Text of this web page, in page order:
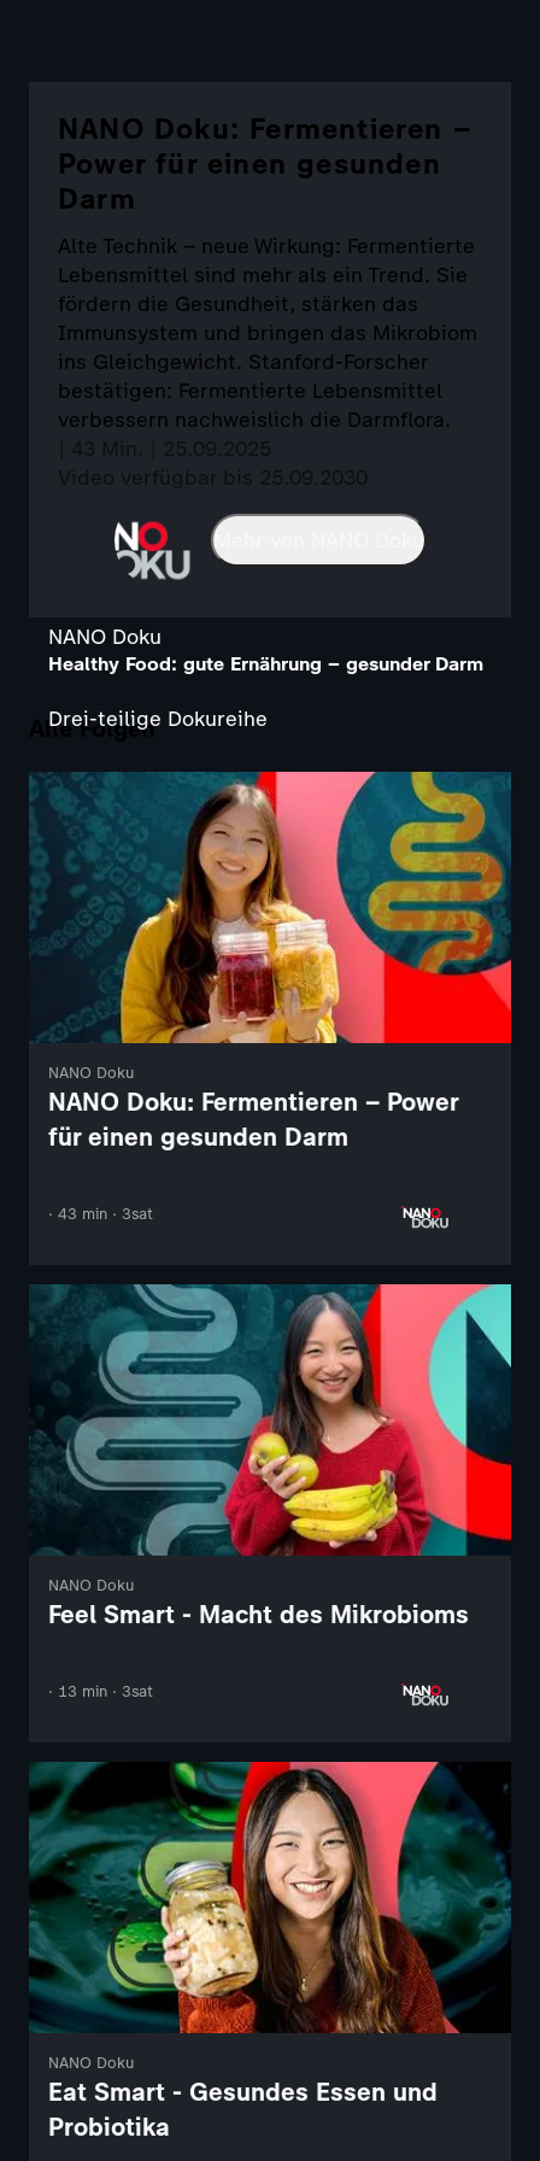
NANO Doku: Fermentieren –
Power für einen gesunden
Darm
Alte Technik – neue Wirkung: Fermentierte
Lebensmittel sind mehr als ein Trend. Sie
fördern die Gesundheit, stärken das
Immunsystem und bringen das Mikrobiom
ins Gleichgewicht. Stanford-Forscher
bestätigen: Fermentierte Lebensmittel
verbessern nachweislich die Darmflora.
| 43 Min. | 25.09.2025
Video verfügbar bis 25.09.2030
Mehr von NANO Doku
Alle Folgen
NANO Doku
Healthy Food: gute Ernährung – gesunder Darm
Drei-teilige Dokureihe
NANO Doku
NANO Doku: Fermentieren – Power
für einen gesunden Darm
· 43 min · 3sat
NANO Doku
Feel Smart - Macht des Mikrobioms
· 13 min · 3sat
NANO Doku
Eat Smart - Gesundes Essen und
Probiotika